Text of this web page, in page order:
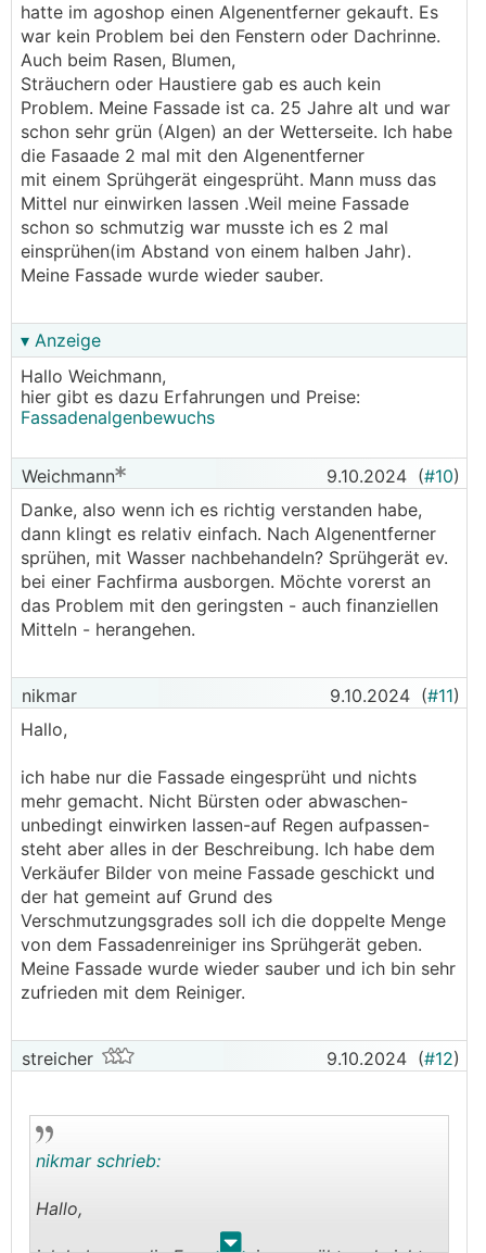
hatte im agoshop einen Algenentferner gekauft. Es
war kein Problem bei den Fenstern oder Dachrinne.
Auch beim Rasen, Blumen,
Sträuchern oder Haustiere gab es auch kein
Problem. Meine Fassade ist ca. 25 Jahre alt und war
schon sehr grün (Algen) an der Wetterseite. Ich habe
die Fasaade 2 mal mit den Algenentferner
mit einem Sprühgerät eingesprüht. Mann muss das
Mittel nur einwirken lassen .Weil meine Fassade
schon so schmutzig war musste ich es 2 mal
einsprühen(im Abstand von einem halben Jahr).
Meine Fassade wurde wieder sauber.
▾ Anzeige
Hallo Weichmann,
hier gibt es dazu Erfahrungen und Preise:
Fassadenalgenbewuchs
Weichmann 9.10.2024 (#10)
Danke, also wenn ich es richtig verstanden habe,
dann klingt es relativ einfach. Nach Algenentferner
sprühen, mit Wasser nachbehandeln? Sprühgerät ev.
bei einer Fachfirma ausborgen. Möchte vorerst an
das Problem mit den geringsten - auch finanziellen
Mitteln - herangehen.
nikmar 9.10.2024 (#11)
Hallo,
ich habe nur die Fassade eingesprüht und nichts
mehr gemacht. Nicht Bürsten oder abwaschen-
unbedingt einwirken lassen-auf Regen aufpassen-
steht aber alles in der Beschreibung. Ich habe dem
Verkäufer Bilder von meine Fassade geschickt und
der hat gemeint auf Grund des
Verschmutzungsgrades soll ich die doppelte Menge
von dem Fassadenreiniger ins Sprühgerät geben.
Meine Fassade wurde wieder sauber und ich bin sehr
zufrieden mit dem Reiniger.
streicher 9.10.2024 (#12)
. .
nikmar schrieb:
Hallo,